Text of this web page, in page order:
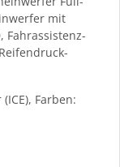
mit
Fahrassistenz-
Farben: